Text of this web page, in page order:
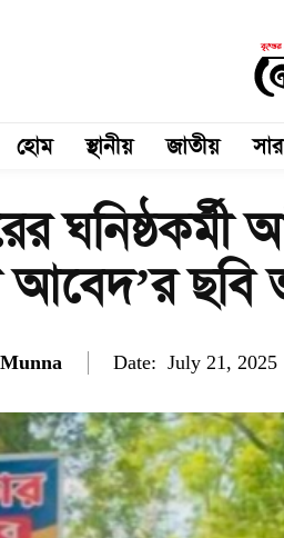
হোম স্থানীয় জাতীয়
আবেদ’র ছবি
Date: July 21, 2025